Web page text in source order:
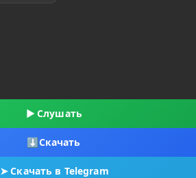
▶ Слушать
⬇Скачать
➤Скачать в Telegram